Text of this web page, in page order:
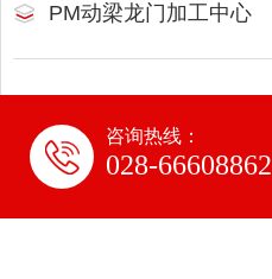
PM动梁龙门加工中心
咨询热线：
028-66608862